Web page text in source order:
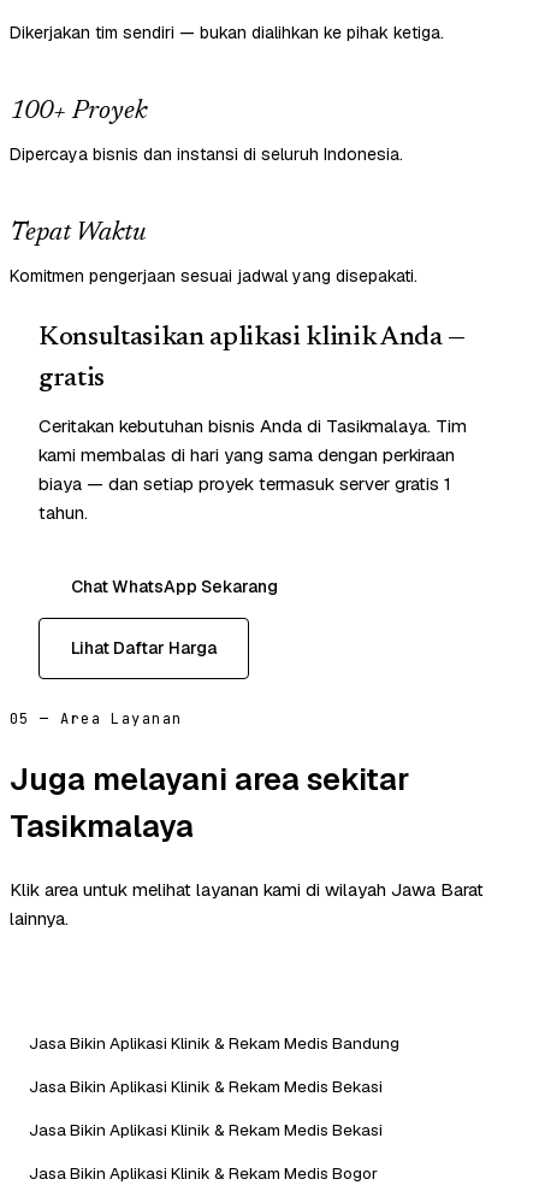
Dikerjakan tim sendiri — bukan dialihkan ke pihak ketiga.
100+ Proyek
Dipercaya bisnis dan instansi di seluruh Indonesia.
Tepat Waktu
Komitmen pengerjaan sesuai jadwal yang disepakati.
Konsultasikan aplikasi klinik Anda —
gratis
Ceritakan kebutuhan bisnis Anda di Tasikmalaya. Tim
kami membalas di hari yang sama dengan perkiraan
biaya — dan setiap proyek termasuk server gratis 1
tahun.
Chat WhatsApp Sekarang
Lihat Daftar Harga
05 — Area Layanan
Juga melayani area sekitar
Tasikmalaya
Klik area untuk melihat layanan kami di wilayah Jawa Barat
lainnya.
Jasa Bikin Aplikasi Klinik & Rekam Medis Bandung
Jasa Bikin Aplikasi Klinik & Rekam Medis Bekasi
Jasa Bikin Aplikasi Klinik & Rekam Medis Bekasi
Jasa Bikin Aplikasi Klinik & Rekam Medis Bogor